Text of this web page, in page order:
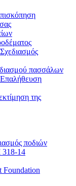
πασσάλων
της
ποδιών
14
Foundation